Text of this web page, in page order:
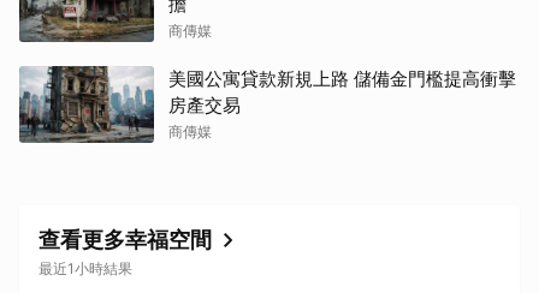
商傳媒
美國公寓貸款新規上路 儲備金門檻提高衝擊
房產交易
商傳媒
查看更多幸福空間
最近1小時結果